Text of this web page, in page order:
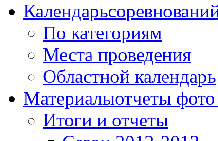
Календарь
По категориям
Места проведения
Областной календарь
Материалыотчеты
Итоги и отчеты